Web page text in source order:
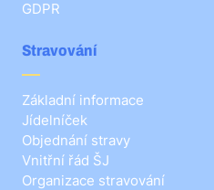
GDPR
Stravování
Základní informace
Jídelníček
Objednání stravy
Vnitřní řád ŠJ
Organizace stravování